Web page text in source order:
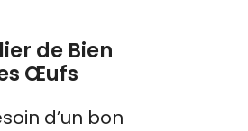
de Bien
Œufs
d’un bon